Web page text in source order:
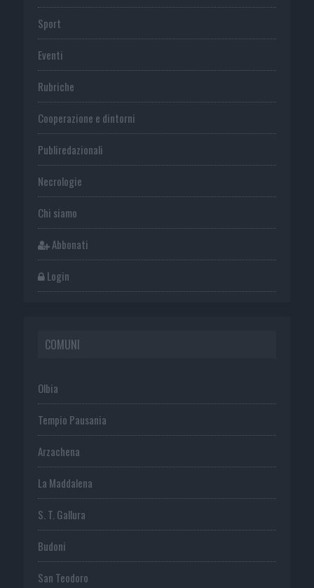
Sport
Eventi
Rubriche
Cooperazione e dintorni
Publiredazionali
Necrologie
Chi siamo
Abbonati
Login
COMUNI
Olbia
Tempio Pausania
Arzachena
La Maddalena
S. T. Gallura
Budoni
San Teodoro